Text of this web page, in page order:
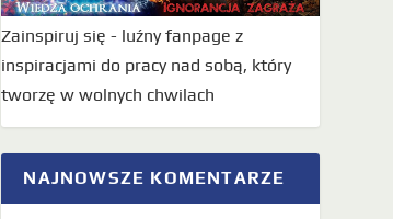
Zainspiruj się - luźny fanpage z
inspiracjami do pracy nad sobą, który
tworzę w wolnych chwilach
NAJNOWSZE KOMENTARZE